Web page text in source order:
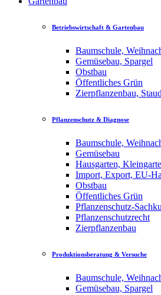
Betriebswirtschaft & Gartenbau
Baumschule,
Gemüsebau, Spargel
Obstbau
Öffentliches Grün
Zierpflanzenbau,
Pflanzenschutz & Diagnose
Baumschule,
Gemüsebau
Hausgarten,
Import, Export, EU-
Obstbau
Öffentliches Grün
Pflanzenschutz-
Pflanzenschutzrecht
Zierpflanzenbau
Produktionsberatung & Versuche
Baumschule,
Gemüsebau, Spargel